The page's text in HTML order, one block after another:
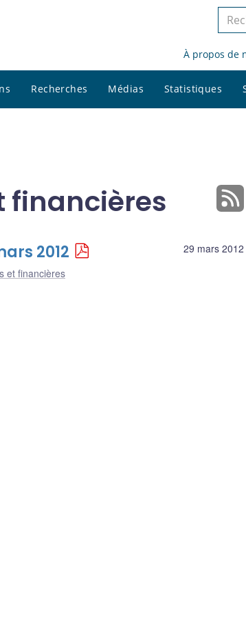
le
site
À propos de
Recherches Médias Statistiques
financières
29 mars 2012
2012
et financières